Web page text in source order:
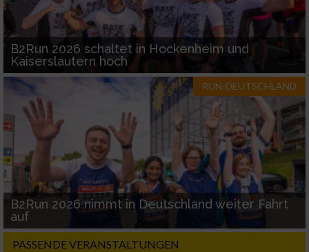
B2Run 2026 schaltet in Hockenheim und
Kaiserslautern hoch
RUN-DEUTSCHLAND
B2Run 2026 nimmt in Deutschland weiter Fahrt
auf
PASSENDE VERANSTALTUNGEN